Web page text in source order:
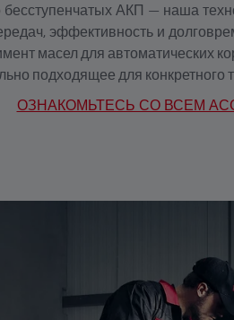
АКП — наша
эффективность и
масел для автоматических
подходящее для конкретного
ОЗНАКОМЬТЕСЬ СО ВСЕМ